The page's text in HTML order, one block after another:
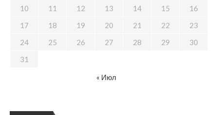
10
11 12 13 14 15
16
17
18 19 20 21 22
23
24
25 26 27 28 29
30
31
« Июл